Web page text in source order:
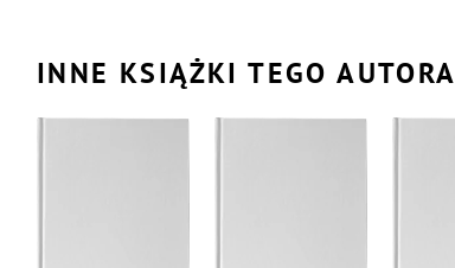
INNE KSIĄŻKI TEGO AUTORA